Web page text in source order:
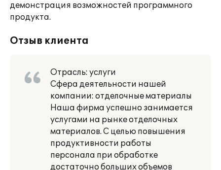
демонстрация возможностей программного
продукта.
Отзыв клиента
Отрасль: услуги
Сфера деятельности нашей
компании: отделочные материалы
Наша фирма успешно занимается
услугами на рынке отделочных
материалов. С целью повышения
продуктивности работы
персонала при обработке
достаточно больших объемов